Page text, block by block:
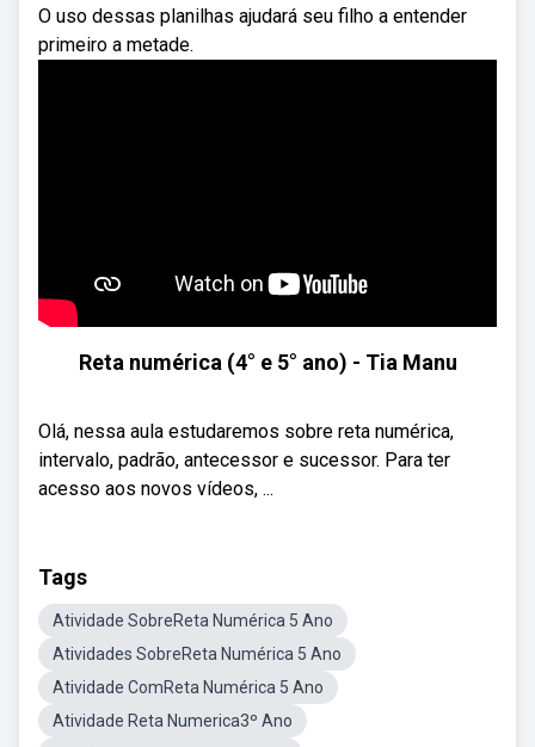
O uso dessas planilhas ajudará seu filho a entender
primeiro a metade.
Reta numérica (4° e 5° ano) - Tia Manu
Olá, nessa aula estudaremos sobre reta numérica,
intervalo, padrão, antecessor e sucessor. Para ter
acesso aos novos vídeos, ...
Tags
Atividade SobreReta Numérica 5 Ano
Atividades SobreReta Numérica 5 Ano
Atividade ComReta Numérica 5 Ano
Atividade Reta Numerica3º Ano